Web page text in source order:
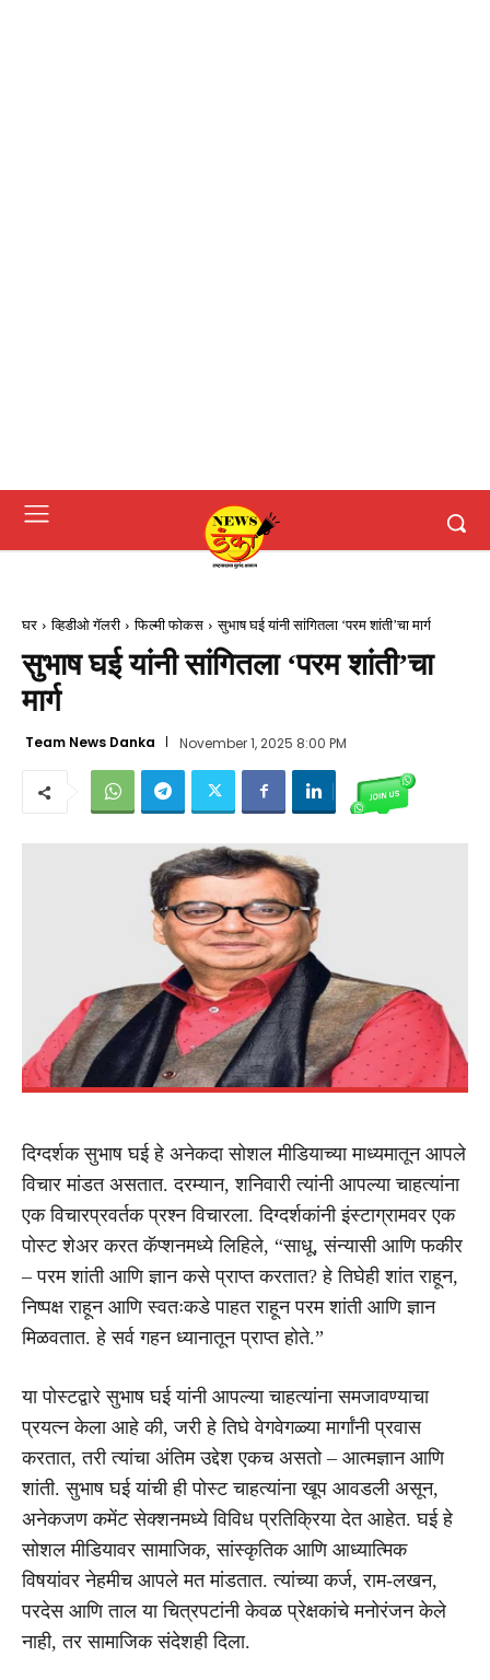
घर व्हिडीओ गॅलरी फिल्मी फोकस सुभाष घई यांनी सांगितला ‘परम शांती’चा मार्ग
सुभाष घई यांनी सांगितला ‘परम शांती’चा
मार्ग
Team News Danka November 1, 2025 8:00 PM
दिग्दर्शक सुभाष घई हे अनेकदा सोशल मीडियाच्या माध्यमातून आपले
विचार मांडत असतात. दरम्यान, शनिवारी त्यांनी आपल्या चाहत्यांना
एक विचारप्रवर्तक प्रश्न विचारला. दिग्दर्शकांनी इंस्टाग्रामवर एक
पोस्ट शेअर करत कॅप्शनमध्ये लिहिले, “साधू, संन्यासी आणि फकीर
– परम शांती आणि ज्ञान कसे प्राप्त करतात? हे तिघेही शांत राहून,
निष्पक्ष राहून आणि स्वतःकडे पाहत राहून परम शांती आणि ज्ञान
मिळवतात. हे सर्व गहन ध्यानातून प्राप्त होते.”
या पोस्टद्वारे सुभाष घई यांनी आपल्या चाहत्यांना समजावण्याचा
प्रयत्न केला आहे की, जरी हे तिघे वेगवेगळ्या मार्गांनी प्रवास
करतात, तरी त्यांचा अंतिम उद्देश एकच असतो – आत्मज्ञान आणि
शांती. सुभाष घई यांची ही पोस्ट चाहत्यांना खूप आवडली असून,
अनेकजण कमेंट सेक्शनमध्ये विविध प्रतिक्रिया देत आहेत. घई हे
सोशल मीडियावर सामाजिक, सांस्कृतिक आणि आध्यात्मिक
विषयांवर नेहमीच आपले मत मांडतात. त्यांच्या कर्ज, राम-लखन,
परदेस आणि ताल या चित्रपटांनी केवळ प्रेक्षकांचे मनोरंजन केले
नाही, तर सामाजिक संदेशही दिला.